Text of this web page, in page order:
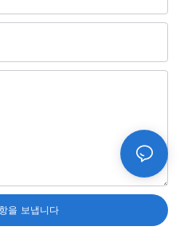
을 보냅니다
해 주십시오. 홈페이지:
: 웹사이트:
페이스북:
유튜브:
transmart-
:
transmart307/ 핀터레스
transmart307/ 트위터: